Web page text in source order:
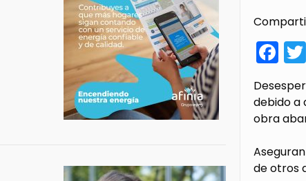
debido a
obra
de otros